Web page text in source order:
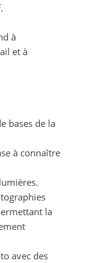
à
et à
bases de la
à connaître
la
avec des